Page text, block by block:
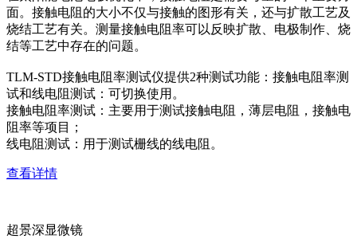
面。接触电阻的大小不仅与接触的图形有关，还与扩散工艺及
烧结工艺有关。测量接触电阻率可以反映扩散、电极制作、烧
结等工艺中存在的问题。
TLM-STD接触电阻率测试仪提供2种测试功能：接触电阻率测
试和线电阻测试：可切换使用。
接触电阻率测试：主要用于测试接触电阻，薄层电阻，接触电
阻率等项目；
线电阻测试：用于测试栅线的线电阻。
查看详情
超景深显微镜